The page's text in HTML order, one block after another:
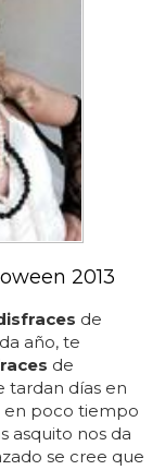
2013
de
año, te
de
tardan días en
en poco tiempo
asquito nos da
se cree que